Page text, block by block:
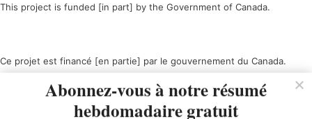
This project is funded [in part] by the Government of Canada.
Ce projet est financé [en partie] par le gouvernement du Canada.
Abonnez-vous à notre résumé
hebdomadaire gratuit